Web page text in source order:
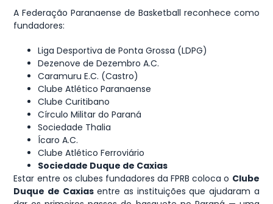
A Federação Paranaense de Basketball reconhece como
fundadores:
Liga Desportiva de Ponta Grossa (LDPG)
Dezenove de Dezembro A.C.
Caramuru E.C. (Castro)
Clube Atlético Paranaense
Clube Curitibano
Círculo Militar do Paraná
Sociedade Thalia
Ícaro A.C.
Clube Atlético Ferroviário
Sociedade Duque de Caxias
Estar entre os clubes fundadores da FPRB coloca o Clube
Duque de Caxiasentre as instituições que ajudaram a